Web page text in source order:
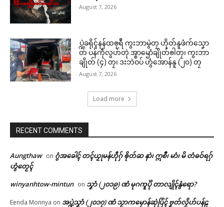
August 7, 2026
ပ္ဍဲခရိုၚ်နန်ထၜုရဳ ကွးဘာမွဲတၠ ဟိုတ်နူဖံက်သၞော
တ် ပန်ကဵုလွဟ်တုဲ အ္စာၝောံချိုတ်ၜါတၠ၊ ကွးဘာ
ချိုတ် (၄) တၠ၊ ဒးဘဲဝပ် ဟွံအောန်နူ (၂၀) တၠ
August 7, 2026
Load more
RECENT COMMENTS
Aungthaw on ဂွံအခေါၚ် တၚ်ယၟုမန်ဟီုဂှ် ၜိုတ်ဆ နာဲ၊ ဣစဳ၊ မာံ၊ မိ တံဓဝ်ရဂှ်
ဟွံတၟေၚ်
winyanhtow-mintun on သၞာံ (၂၀၁၉) ဏံ မုဂကူပိုဲ တာလျိုၚ်နွံရော?
Eenda Monnya on အပ္ဍဲသၞာံ (၂၀၁၇) ဏံ သၟာကမၠောန်ဆုဲပြံၚ် ဗၞတ်လၟိဟ်ပန်ဠ